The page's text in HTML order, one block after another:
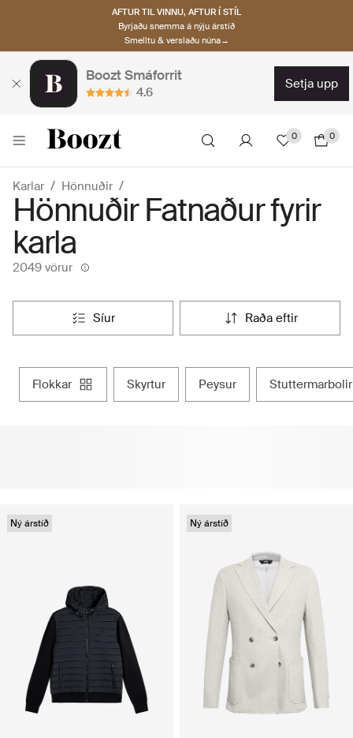
AFTUR TIL VINNU, AFTUR Í STÍL
Byrjaðu snemma á nýju árstíð
Smelltu & verslaðu núna→
Boozt Smáforrit
4.6
setja upp
0 0
Karlar Hönnuðir
Hönnuðir Fatnaður fyrir
karla
2049 vörur
síur raða eftir
flokkar skyrtur peysur stuttermarbolir
Ný árstíð Ný árstíð